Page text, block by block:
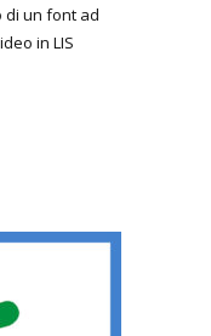
di un font ad
in LIS